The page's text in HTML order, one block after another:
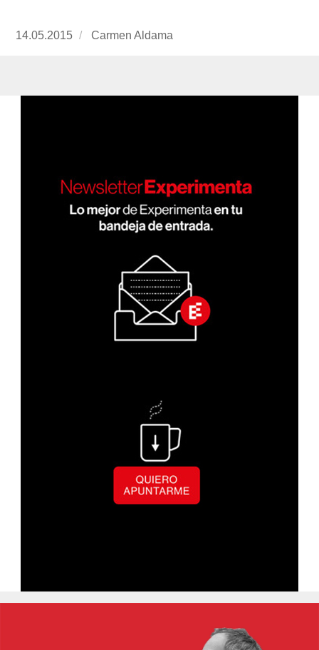
Publicado
14.05.2015
https://www.experimenta.es/author/carmen-
Carmen Aldama